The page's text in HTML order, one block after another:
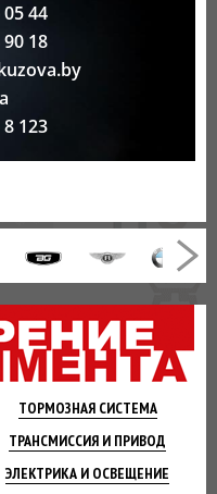
ТОРМОЗНАЯСИСТЕМА
ТРАНСМИССИЯ И ПРИВОД
ЭЛЕКТРИКА И ОСВЕЩЕНИЕ
44
18
123